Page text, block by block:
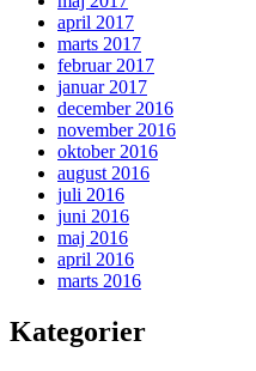
april 2017
marts 2017
februar 2017
januar 2017
december 2016
november 2016
oktober 2016
august 2016
juli 2016
juni 2016
maj 2016
april 2016
marts 2016
Kategorier